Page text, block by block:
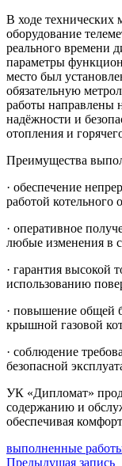
В ходе технических
оборудование
реального времени
параметры
место был
обязательную
работы направлены
надёжности и
отопления и
Преимущества
· обеспечение
работой котельного
· оперативное
любые изменения в
· гарантия высокой
использованию
· повышение общей
крышной газовой
· соблюдение
безопасной
УК «Дипломат»
содержанию и
обеспечивая
выполненные
Предыдущая запись